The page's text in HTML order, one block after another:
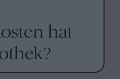
hat